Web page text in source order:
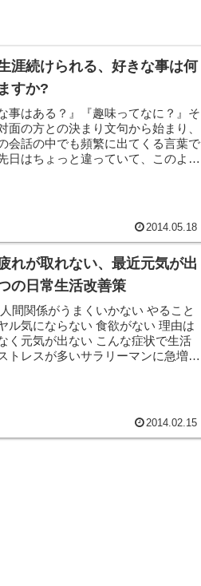
涯続けられる、好きな事は何
すか?
事はある？』『趣味ってなに？』そ
面の方との決まり文句から始まり、
会話の中でも頻繁に出てくる言葉で
日はちょっと違っていて、このよう
2014.05.18
れが取れない、最近元気が出
の日常生活改善策
間関係がうまくいかない やること
ル気にならない 食欲がない 理由は
く元気が出ない こんな症状で生活
トレスが多いサラリーマンに急増し
2014.02.15